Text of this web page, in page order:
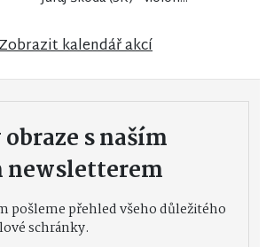
kalendář akcí
s naším
newsletterem
pošleme přehled všeho důležitého
schránky.